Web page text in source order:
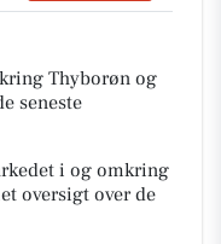
Thyborøn og
seneste
i og omkring
oversigt over de